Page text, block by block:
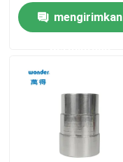
Kontrol kualitas
lapisan
mengirimkan